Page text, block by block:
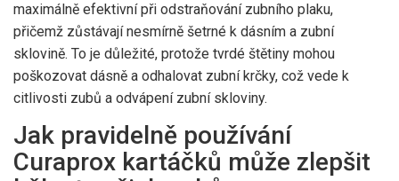
maximálně efektivní při odstraňování zubního plaku,
přičemž zůstávají nesmírně šetrné k dásním a zubní
sklovině. To je důležité, protože tvrdé štětiny mohou
poškozovat dásně a odhalovat zubní krčky, což vede k
citlivosti zubů a odvápení zubní skloviny.
Jak pravidelně používání
Curaprox kartáčků může zlepšit